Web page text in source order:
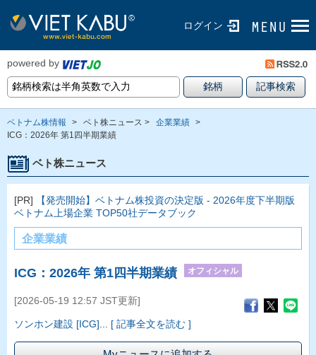
ログイン
powered by
ベトナム株情報 > ベト株ニュース > 企業業績 >
ICG：2026年 第1四半期業績
ベト株ニュース
[PR]
【発売開始】ベトナム株投資の決定版 - 2026年度下半期版
ベトナム上場企業 TOP50社データブック
企業業績
ICG：2026年 第1四半期業績 オフィシャル
[2026-05-19 12:57 JST更新]
ソンホン建設 [ICG] [ 記事全文を読む ]